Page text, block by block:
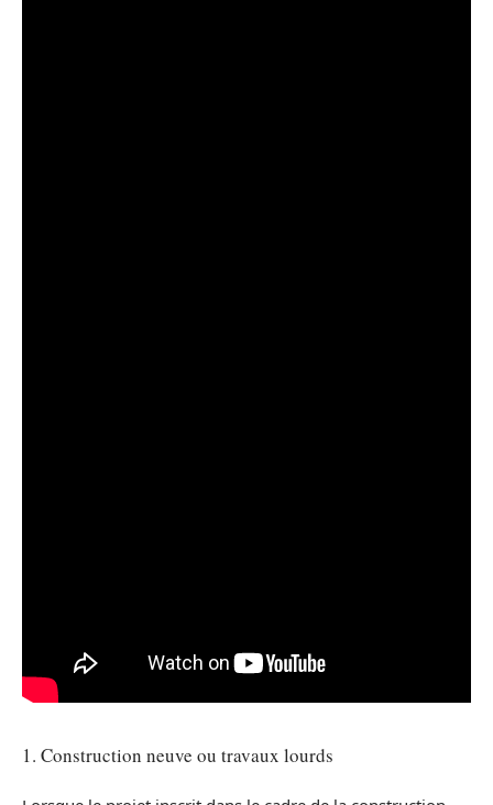
1. Construction neuve ou travaux lourds